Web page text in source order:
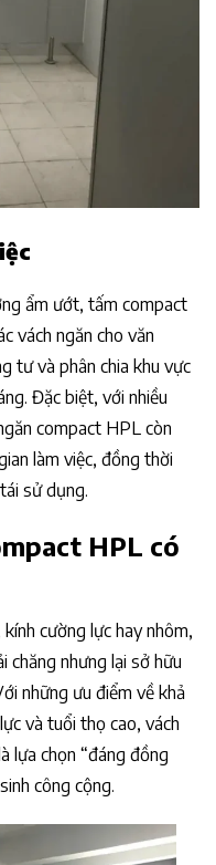
ẩm ướt, tấm compact
vách ngăn cho văn
tư và phân chia khu vực
Đặc biệt, với nhiều
compact HPL còn
làm việc, đồng thời
sử dụng.
HPL có
cường lực hay nhôm,
chăng nhưng lại sở hữu
những ưu điểm về khả
và tuổi thọ cao, vách
lựa chọn “đáng đồng
công cộng.